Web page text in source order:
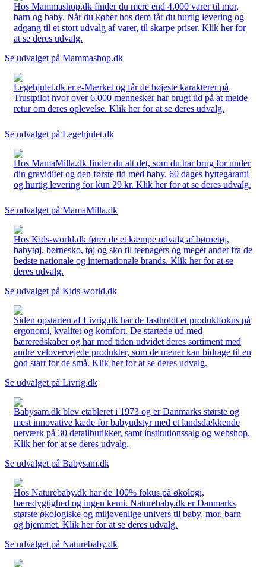
Hos Mammashop.dk finder du mere end 4.000 varer til mor,
barn og baby. Når du køber hos dem får du hurtig levering og
adgang til et stort udvalg af varer, til skarpe priser. Klik her for
at se deres udvalg.
Se udvalget på Mammashop.dk
Legehjulet.dk er e-Mærket og får de højeste karakterer på
Trustpilot hvor over 6.000 mennesker har brugt tid på at melde
retur om deres oplevelse. Klik her for at se deres udvalg.
Se udvalget på Legehjulet.dk
Hos MamaMilla.dk finder du alt det, som du har brug for under
din graviditet og den første tid med baby. 60 dages byttegaranti
og hurtig levering for kun 29 kr. Klik her for at se deres udvalg.
Se udvalget på MamaMilla.dk
Hos Kids-world.dk fører de et kæmpe udvalg af børnetøj,
babytøj, børnesko, tøj og sko til teenagers og meget andet fra de
bedste nationale og internationale brands. Klik her for at se
deres udvalg.
Se udvalget på Kids-world.dk
Siden opstarten af Livrig.dk har de fastholdt et produktfokus på
ergonomi, kvalitet og komfort. De startede ud med
bæreredskaber og har med tiden udvidet deres sortiment med
andre velovervejede produkter, som de mener kan bidrage til en
god start for de små. Klik her for at se deres udvalg.
Se udvalget på Livrig.dk
Babysam.dk blev etableret i 1973 og er Danmarks største og
mest innovative kæde for babyudstyr med et landsdækkende
netværk på 30 detailbutikker, samt institutionssalg og webshop.
Klik her for at se deres udvalg.
Se udvalget på Babysam.dk
Hos Naturebaby.dk har de 100% fokus på økologi,
bæredygtighed og ingen kemi. Naturebaby.dk er Danmarks
største økologiske og miljøvenlige univers til baby, mor, barn
og hjemmet. Klik her for at se deres udvalg.
Se udvalget på Naturebaby.dk